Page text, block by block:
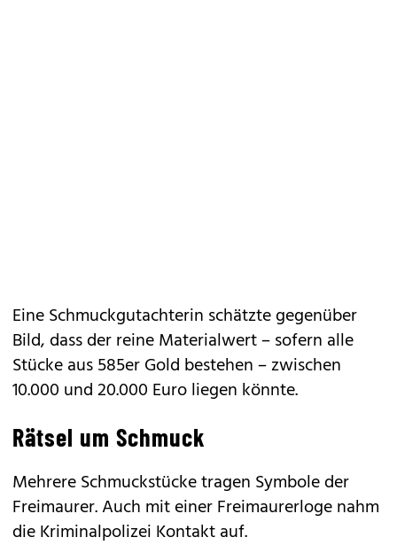
Eine Schmuckgutachterin schätzte gegenüber
Bild, dass der reine Materialwert – sofern alle
Stücke aus 585er Gold bestehen – zwischen
10.000 und 20.000 Euro liegen könnte.
Rätsel um Schmuck
Mehrere Schmuckstücke tragen Symbole der
Freimaurer. Auch mit einer Freimaurerloge nahm
die Kriminalpolizei Kontakt auf.